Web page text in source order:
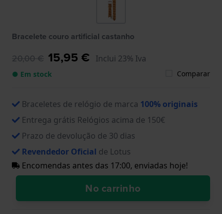
Bracelete couro artificial castanho
20,00 € 15,95 € Inclui 23% Iva
● Em stock Comparar
Braceletes de relógio de marca 100% originais
Entrega grátis Relógios acima de 150€
Prazo de devolução de 30 dias
Revendedor Oficial de Lotus
Encomendas antes das 17:00, enviadas hoje!
No carrinho